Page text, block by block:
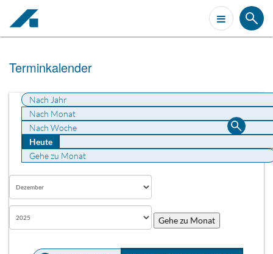
Terminkalender
Nach Jahr
Nach Monat
Nach Woche
Heute
Gehe zu Monat
Gehe zu Monat